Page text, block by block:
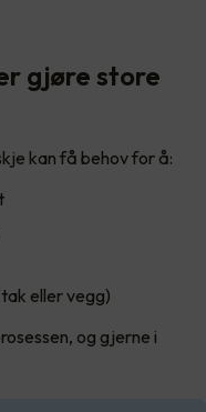
gjøre store
kan få behov for å:
eller vegg)
og gjerne i